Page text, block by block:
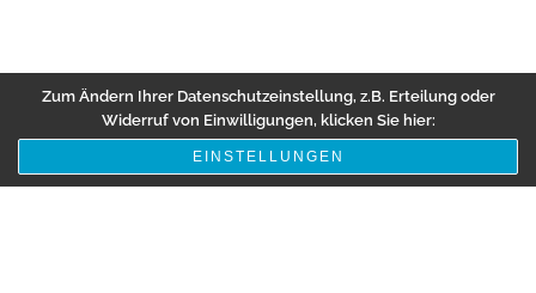
Zum Ändern Ihrer Datenschutzeinstellung, z.B. Erteilung oder
Widerruf von Einwilligungen, klicken Sie hier:
EINSTELLUNGEN